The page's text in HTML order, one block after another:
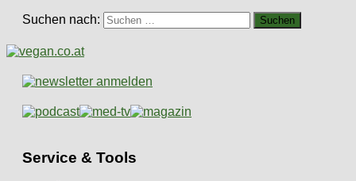
Suchen nach:
Service & Tools